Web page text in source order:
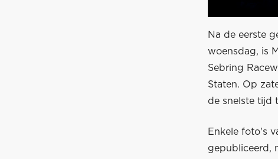
Na de eerste
woensdag, is
Sebring
Staten. Op
de snelste tijd
Enkele foto's
gepubliceerd,